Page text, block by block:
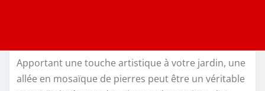
Apportant une touche artistique à votre jardin, une
allée en mosaïque de pierres peut être un véritable